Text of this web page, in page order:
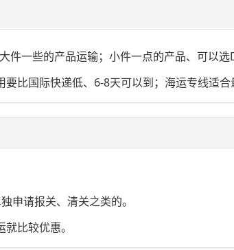
一些的产品运输；小件一点的产品、可以
比国际快递低、6-8天可以到；海运专线适
申请报关、清关之类的。
比较优惠。